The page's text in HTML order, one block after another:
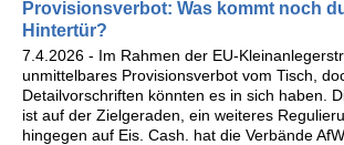
Provisionsverbot: Was kommt noch
Hintertür?
7.4.2026 - Im Rahmen der EU-
unmittelbares Provisionsverbot vom Tisch,
Detailvorschriften könnten es in sich haben.
ist auf der Zielgeraden, ein weiteres
hingegen auf Eis. Cash. hat die Verbände